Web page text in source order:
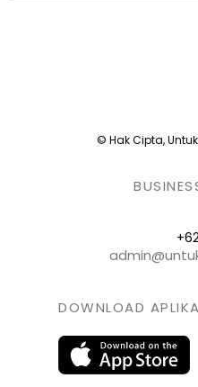
© Hak Cipta,
DOWNLOAD